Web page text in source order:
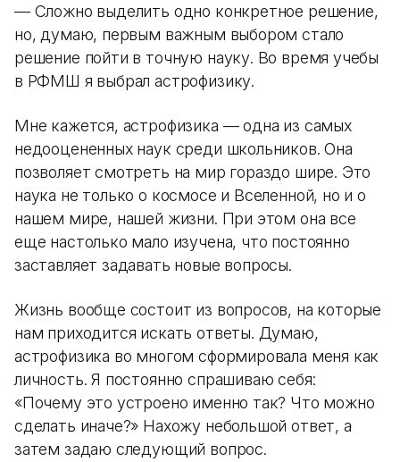
— Сложно выделить одно конкретное решение,
но, думаю, первым важным выбором стало
решение пойти в точную науку. Во время учебы
в РФМШ я выбрал астрофизику.
Мне кажется, астрофизика — одна из самых
недооцененных наук среди школьников. Она
позволяет смотреть на мир гораздо шире. Это
наука не только о космосе и Вселенной, но и о
нашем мире, нашей жизни. При этом она все
еще настолько мало изучена, что постоянно
заставляет задавать новые вопросы.
Жизнь вообще состоит из вопросов, на которые
нам приходится искать ответы. Думаю,
астрофизика во многом сформировала меня как
личность. Я постоянно спрашиваю себя:
«Почему это устроено именно так? Что можно
сделать иначе?» Нахожу небольшой ответ, а
затем задаю следующий вопрос.